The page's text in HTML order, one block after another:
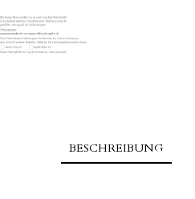
BESCHREIBUNG